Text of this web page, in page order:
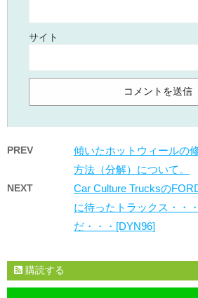
サイト
PREV
傾いたホットウィールの
方法（分解）について。
NEXT
Car Culture Trucksの
に待ったトラックス・・
だ・・・[DYN96]
購読する